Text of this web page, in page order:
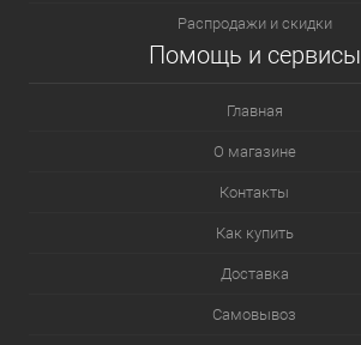
Распродажи и скидки
Помощь и сервисы
Главная
О магазине
Контакты
Как купить
Доставка
Самовывоз